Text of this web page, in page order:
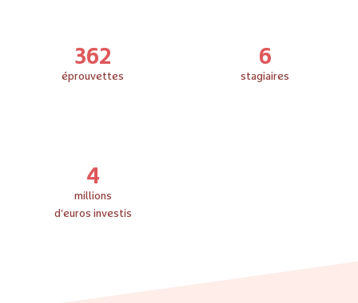
362
éprouvettes
6
stagiaires
4
millions
d'euros investis